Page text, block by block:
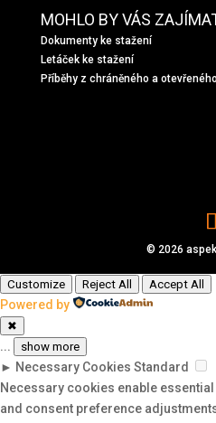
MOHLO BY VÁS
Dokumenty ke stažení
Letáček ke stažení
Příběhy z chráněného a
© 2026
Customize Reject All Accept All
Powered by
✖
... show more
► Necessary Cookies Standard
Necessary cookies enable
and consent preference